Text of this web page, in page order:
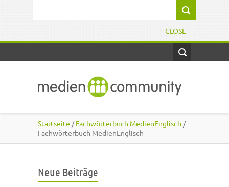
CLOSE
Startseite /Fachwörterbuch MedienEnglisch /
Fachwörterbuch MedienEnglisch
Neue Beiträge